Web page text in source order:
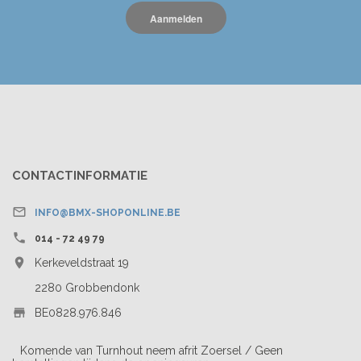
Aanmelden
CONTACTINFORMATIE
 INFO@BMX-SHOPONLINE.BE
 014 - 72 49 79

Kerkeveldstraat 19
2280 Grobbendonk
 BE0828.976.846
Komende van Turnhout neem afrit Zoersel / Geen